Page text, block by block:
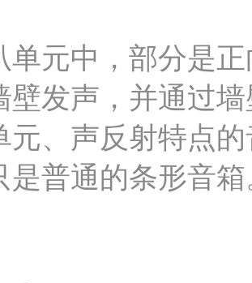
单元中，部分是
壁发声，并通过
元、声反射特点
是普通的条形音箱